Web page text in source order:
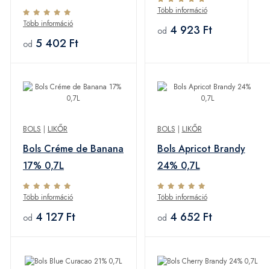
Több információ
od 5 402 Ft
Több információ
od 4 923 Ft
BOLS | LIKŐR
Bols Créme de Banana
17% 0,7L
Több információ
od 4 127 Ft
BOLS | LIKŐR
Bols Apricot Brandy
24% 0,7L
Több információ
od 4 652 Ft